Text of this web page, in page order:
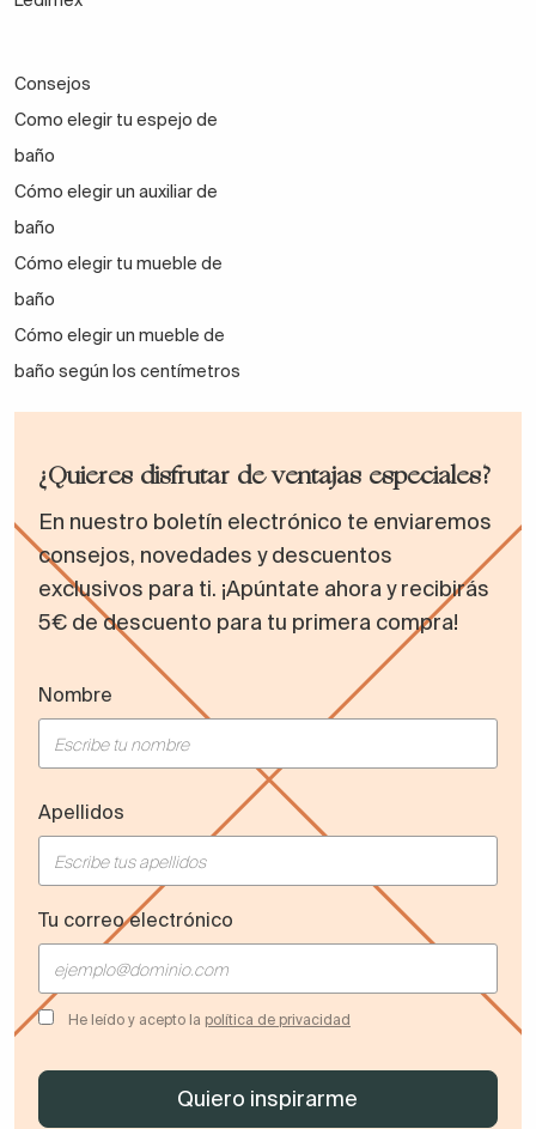
Consejos
Como elegir tu espejo de
baño
Cómo elegir un auxiliar de
baño
Cómo elegir tu mueble de
baño
Cómo elegir un mueble de
baño según los centímetros
¿Quieres disfrutar de ventajas especiales?
En nuestro boletín electrónico te enviaremos
consejos, novedades y descuentos
exclusivos para ti. ¡Apúntate ahora y recibirás
5€ de descuento para tu primera compra!
Nombre
Apellidos
Tu correo electrónico
He leído y acepto la política de privacidad